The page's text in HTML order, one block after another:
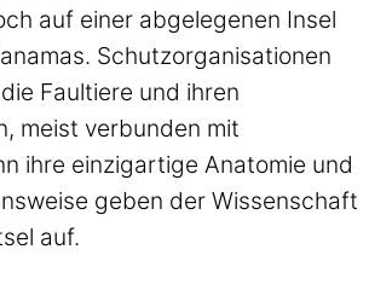
auf einer abgelegenen Insel
Schutzorganisationen
Faultiere und ihren
meist verbunden mit
ihre einzigartige Anatomie und
geben der Wissenschaft
auf.